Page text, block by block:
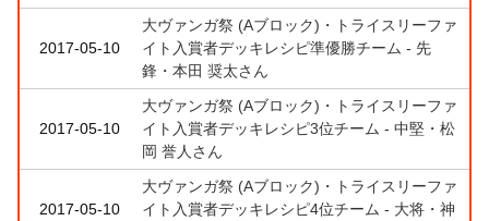
2017-05-10
大ヴァンガ祭 (Aブロック)・トライスリーファ
イト入賞者デッキレシピ準優勝チーム - 先
鋒・本田 奨太さん
2017-05-10
大ヴァンガ祭 (Aブロック)・トライスリーファ
イト入賞者デッキレシピ3位チーム - 中堅・松
岡 誉人さん
2017-05-10
大ヴァンガ祭 (Aブロック)・トライスリーファ
イト入賞者デッキレシピ4位チーム - 大将・神